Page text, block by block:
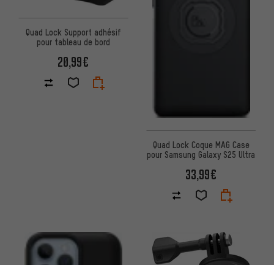
Quad Lock Support adhésif
pour tableau de bord
20,99€
Quad Lock Coque MAG Case
pour Samsung Galaxy S25 Ultra
33,99€